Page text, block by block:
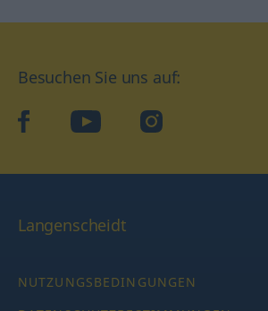
Besuchen Sie uns auf:
facebook YouTube Instagram
Langenscheidt
NUTZUNGSBEDINGUNGEN